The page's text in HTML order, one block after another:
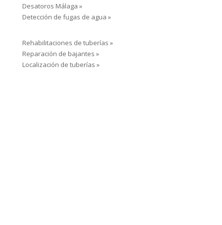
Desatoros Málaga »
Detección de fugas de agua »
Rehabilitaciones de tuberías »
Reparación de bajantes »
Localización de tuberías »